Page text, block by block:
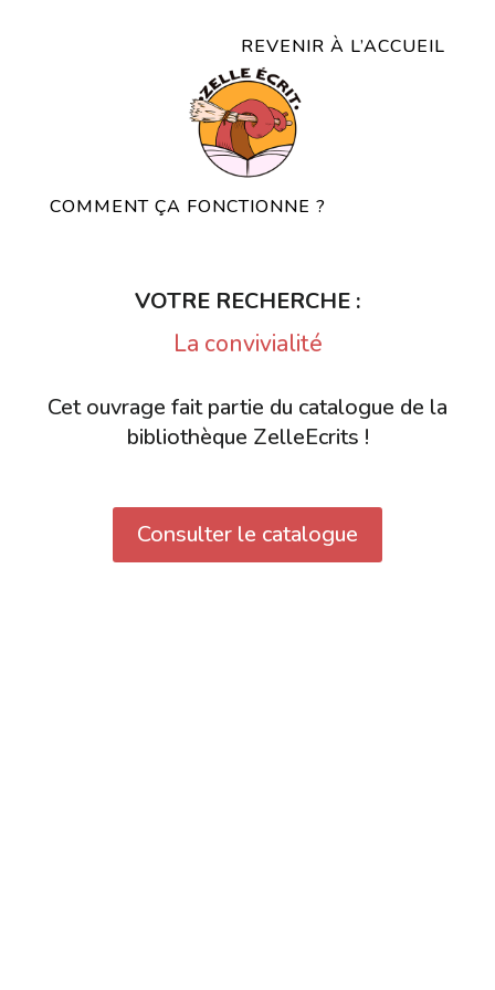
REVENIR À L’ACCUEIL
COMMENT ÇA FONCTIONNE ?
VOTRE RECHERCHE :
La convivialité
Cet ouvrage fait partie du catalogue de la
bibliothèque ZelleEcrits !
Consulter le catalogue